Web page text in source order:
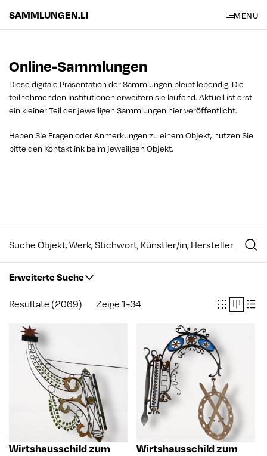
SAMMLUNGEN.LI MENU
Online-Sammlungen
Diese digitale Präsentation der Sammlungen bleibt lebendig. Die
teilnehmenden Institutionen erweitern sie laufend. Aktuell ist erst
ein kleiner Teil der jeweiligen Sammlungen hier veröffentlicht.
Haben Sie Fragen oder Anmerkungen zu einem Objekt, nutzen Sie
bitte den Kontaktlink beim jeweiligen Objekt.
Erweiterte Suche
Künstler/in, Hersteller/in
Datierung
Institution
Suche Institution...
Trachsler-Systematik
Suche Trachsler-Systematik...
Resultate (2069) Zeige 1-34
Wirtshausschild zum
Wirtshausschild zum